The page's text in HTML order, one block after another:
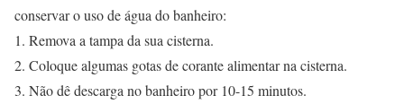
conservar o uso de água do banheiro:
1. Remova a tampa da sua cisterna.
2. Coloque algumas gotas de corante alimentar na cisterna.
3. Não dê descarga no banheiro por 10-15 minutos.